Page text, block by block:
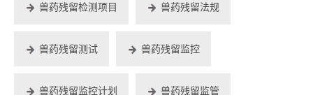
兽药残留检测项目 兽药残留法规
兽药残留测试 兽药残留监控
兽药残留监控计划 兽药残留监管